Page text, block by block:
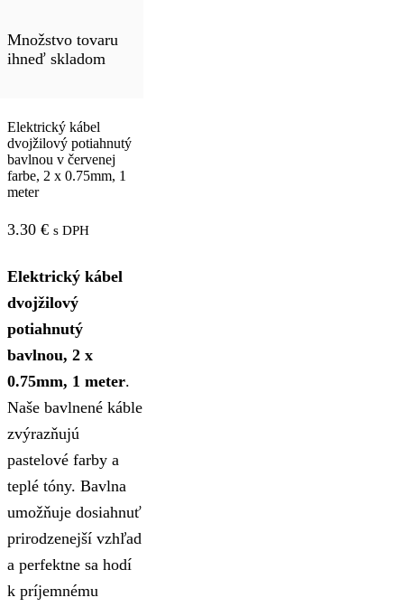
Množstvo tovaru
ihneď skladom
Elektrický kábel
dvojžilový potiahnutý
bavlnou v červenej
farbe, 2 x 0.75mm, 1
meter
3.30 € s DPH
Elektrický kábel
dvojžilový
potiahnutý
bavlnou, 2 x
0.75mm, 1 meter.
Naše bavlnené káble
zvýrazňujú
pastelové farby a
teplé tóny. Bavlna
umožňuje dosiahnuť
prirodzenejší vzhľad
a perfektne sa hodí
k príjemnému